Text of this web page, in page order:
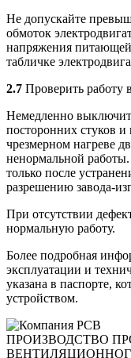
Не допускайте
обмоток
напряжения питающей
табличке
2.7 Проверить работу
Немедленно
посторонних стуков
чрезмерном нагреве
ненормальной
только после
разрешению завода-
При отсутствии
нормальную работу.
Более подробная
эксплуатации и
указана в паспорте,
устройством.
ПРОИЗВОДСТВО